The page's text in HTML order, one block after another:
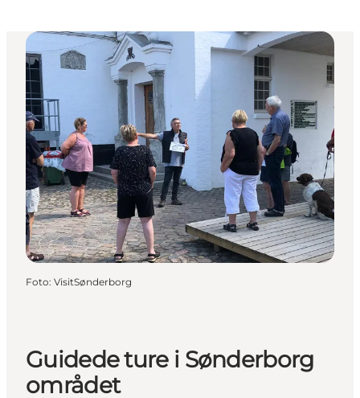
Foto: VisitSønderborg
Guidede ture i Sønderborg
området